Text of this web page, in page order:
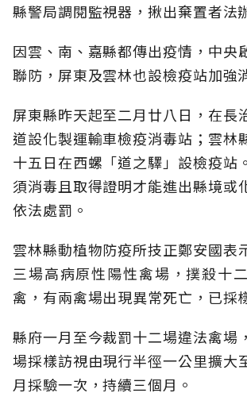
縣警局調閱監視器，揪出棄置者法
因雲、南、嘉縣都傳出疫情，中央
聯防，屏東及雲林也設檢疫站加強
屏東縣昨天起至二月廿八日，在長
道設化製運輸車檢疫消毒站；雲林
十五日在西螺「道之驛」設檢疫站
須消毒且取得證明才能進出縣境或
依法處罰。
雲林縣動植物防疫所技正鄭安國表
三場高病原性陽性禽場，撲殺十
禽，有兩禽場出現異常死亡，已採
縣府一月至今裁罰十二場違法禽場
場採樣訪視由現行半徑一公里擴大
月採驗一次，持續三個月。